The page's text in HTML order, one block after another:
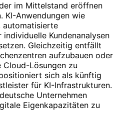
im Mittelstand eröffnen
KI-Anwendungen wie
automatisierte
Kundenanalysen
Gleichzeitig entfällt
aufzubauen oder
Lösungen zu
sich als künftig
für KI-Infrastrukturen.
Unternehmen
Eigenkapazitäten zu